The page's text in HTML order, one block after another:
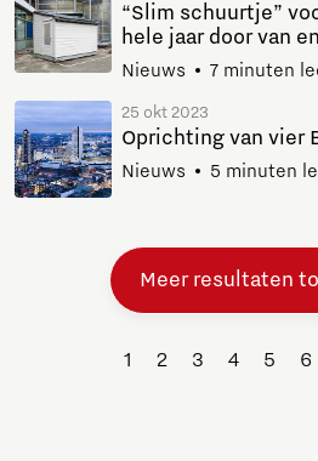
“Slim schuurtje”
hele jaar door van
Nieuws 7 minuten
25 okt 2023
Oprichting van vier
Nieuws 5 minuten
Meer resultaten
1 2 3 4 5 6